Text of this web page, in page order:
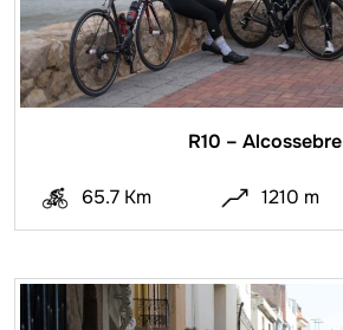
R10 – Alcossebre
65.7 Km 1210 m